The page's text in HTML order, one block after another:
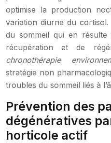
optimise la production
variation diurne du cortisol.
du sommeil qui en
récupération et de
chronothérapie
stratégie non
troubles du sommeil liés à
Prévention des
dégénératives
horticole actif